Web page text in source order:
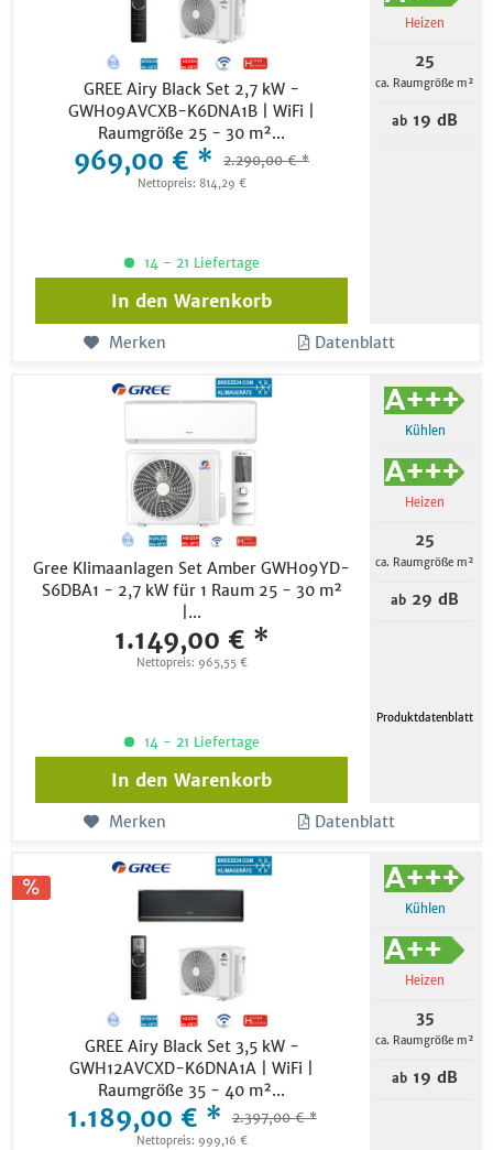
GREE Airy Black Set 2,7 kW -
GWH09AVCXB-K6DNA1B | WiFi |
Raumgröße 25 - 30 m²...
969,00 € * 2.290,00 € *
Nettopreis: 814,29 €
Heizen
25
ca. Raumgröße m²
ab 19 dB
14 - 21 Liefertage
In den Warenkorb
Merken Datenblatt
Gree Klimaanlagen Set Amber GWH09YD-
S6DBA1 - 2,7 kW für 1 Raum 25 - 30 m²
|...
1.149,00 € *
Nettopreis: 965,55 €
Kühlen
Heizen
25
ca. Raumgröße m²
ab 29 dB
Produktdatenblatt
14 - 21 Liefertage
In den Warenkorb
Merken Datenblatt
GREE Airy Black Set 3,5 kW -
GWH12AVCXD-K6DNA1A | WiFi |
Raumgröße 35 - 40 m²...
1.189,00 € * 2.397,00 € *
Nettopreis: 999,16 €
Kühlen
Heizen
35
ca. Raumgröße m²
ab 19 dB